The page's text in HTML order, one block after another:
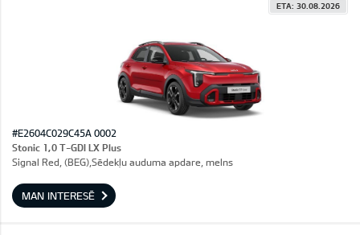
ETA: 30.08.2026
#E2604C029C45A 0002
Stonic 1,0 T-GDI LX Plus
Signal Red, (BEG),Sēdekļu auduma apdare, melns
MAN INTERESĒ